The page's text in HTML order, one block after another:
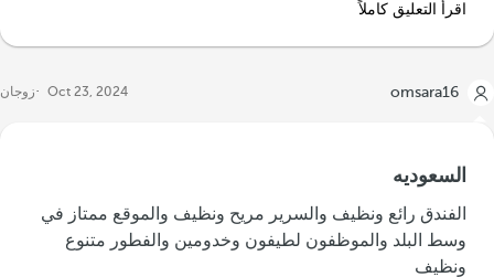
اقرأ التعليق كاملاً
omsara16
Oct 23, 2024 زوجان
السعوديه
الفندق رائع ونظيف والسرير مريح ونظيف والموقع ممتاز في
وسط البلد والموظفون لطيفون وخدومين والفطور متنوع
ونظيف